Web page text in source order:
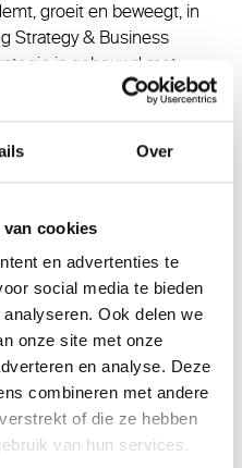
Over
cookies
en advertenties te
social media te bieden
Ook delen we
onze site met onze
en analyse. Deze
combineren met andere
of die ze hebben
van hun services.
groeit en beweegt, in
Strategy & Business
is gebouwd met
zet in de uitvoering telkens
Wij noemen dat
ik hoe dat in hoofdlijnen
tot leven
in de arm heb je zo
maar wat is de
erop aankomt? Agile
maar maak je samen.
werken, of er mee
dag inzichten op waar je
kunt. Betrek hen zoveel
gebruik je de